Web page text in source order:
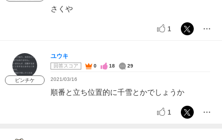
さくや
1
ピンチケ
ユウキ
回答スコア 0 18 29
2021/03/16
順番と立ち位置的に千雪とかでしょうか
1